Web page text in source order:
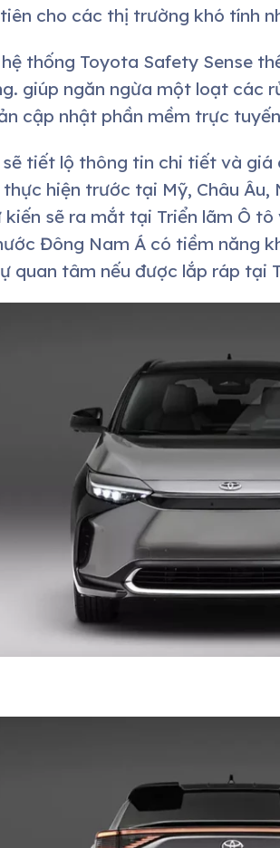
cho các thị trường khó tính
thống Toyota Safety Sense
giúp ngăn ngừa một loạt các
cập nhật phần mềm trực
tiết lộ thông tin chi tiết và
hiện trước tại Mỹ, Châu Âu,
​​sẽ ra mắt tại Triển lãm Ô
Đông Nam Á có tiềm năng
quan tâm nếu được lắp ráp tại